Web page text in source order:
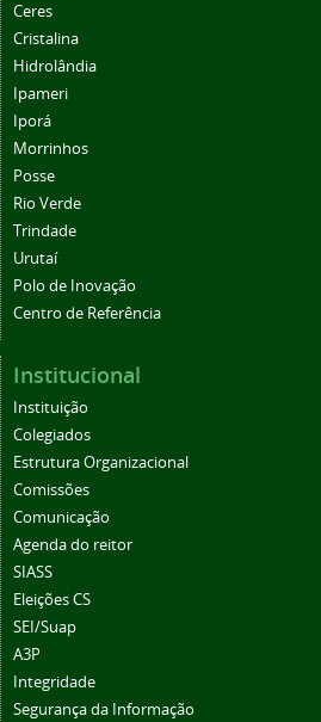
Ceres
Cristalina
Hidrolândia
Ipameri
Iporá
Morrinhos
Posse
Rio Verde
Trindade
Urutaí
Polo de Inovação
Centro de Referência
Institucional
Instituição
Colegiados
Estrutura Organizacional
Comissões
Comunicação
Agenda do reitor
SIASS
Eleições CS
SEI/Suap
A3P
Integridade
Segurança da Informação